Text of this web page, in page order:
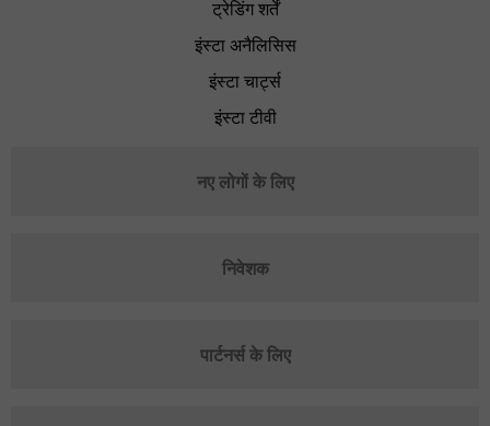
ट्रेडिंग शर्तें
इंस्टा अनैलिसिस
इंस्टा चार्ट्स
इंस्टा टीवी
नए लोगों के लिए
निवेशक
पार्टनर्स के लिए